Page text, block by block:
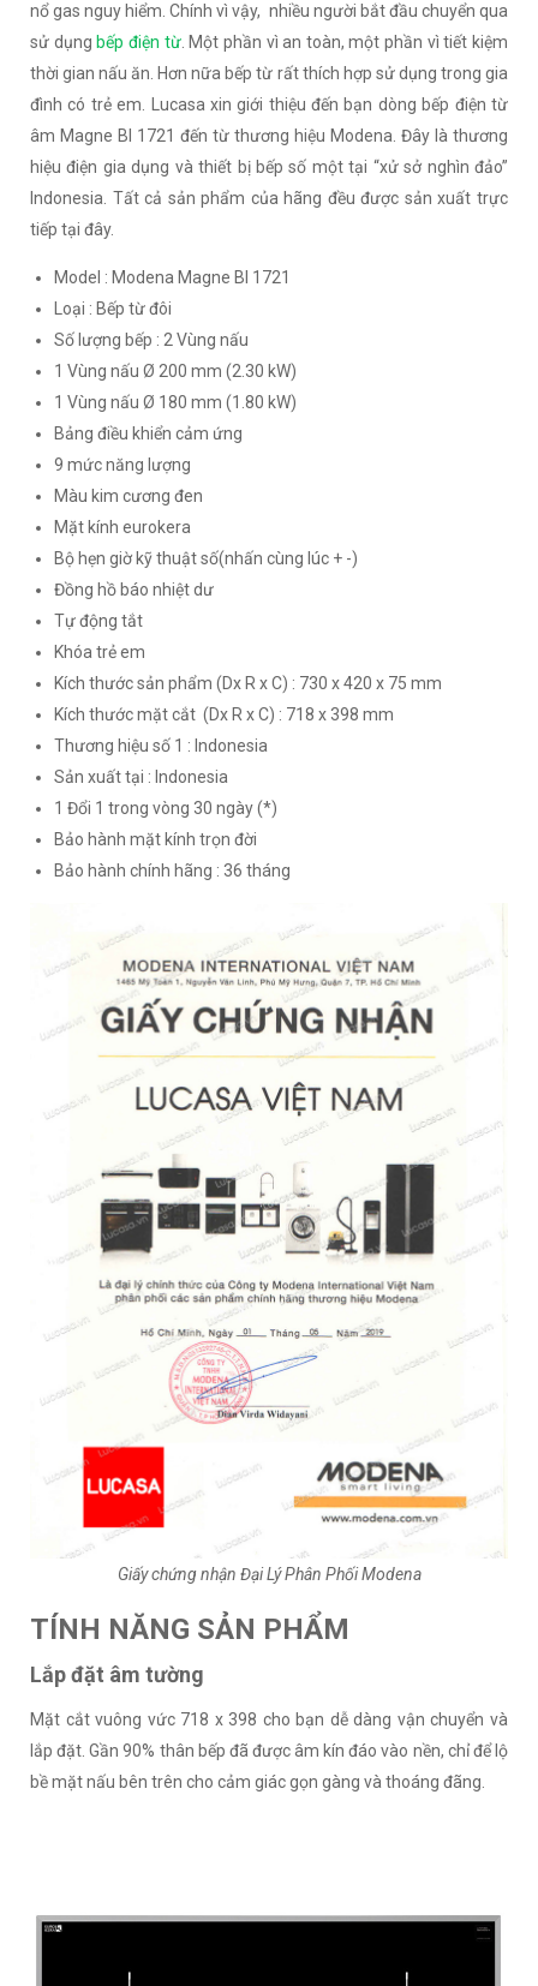
nổ gas nguy hiểm. Chính vì vậy, nhiều người bắt đầu chuyển qua
sử dụng bếp điện từ. Một phần vì an toàn, một phần vì tiết kiệm
thời gian nấu ăn. Hơn nữa bếp từ rất thích hợp sử dụng trong gia
đình có trẻ em. Lucasa xin giới thiệu đến bạn dòng bếp điện từ
âm Magne BI 1721 đến từ thương hiệu Modena. Đây là thương
hiệu điện gia dụng và thiết bị bếp số một tại “xử sở nghìn đảo”
Indonesia. Tất cả sản phẩm của hãng đều được sản xuất trực
tiếp tại đây.
Model : Modena Magne BI 1721
Loại : Bếp từ đôi
Số lượng bếp : 2 Vùng nấu
1 Vùng nấu Ø 200 mm (2.30 kW)
1 Vùng nấu Ø 180 mm (1.80 kW)
Bảng điều khiển cảm ứng
9 mức năng lượng
Màu kim cương đen
Mặt kính eurokera
Bộ hẹn giờ kỹ thuật số(nhấn cùng lúc + -)
Đồng hồ báo nhiệt dư
Tự động tắt
Khóa trẻ em
Kích thước sản phẩm (Dx R x C) : 730 x 420 x 75 mm
Kích thước mặt cắt (Dx R x C) : 718 x 398 mm
Thương hiệu số 1 : Indonesia
Sản xuất tại : Indonesia
1 Đổi 1 trong vòng 30 ngày (*)
Bảo hành mặt kính trọn đời
Bảo hành chính hãng : 36 tháng
Giấy chứng nhận Đại Lý Phân Phối Modena
TÍNH NĂNG SẢN PHẨM
Lắp đặt âm tường
Mặt cắt vuông vức 718 x 398 cho bạn dễ dàng vận chuyển và
lắp đặt. Gần 90% thân bếp đã được âm kín đáo vào nền, chỉ để lộ
bề mặt nấu bên trên cho cảm giác gọn gàng và thoáng đãng.